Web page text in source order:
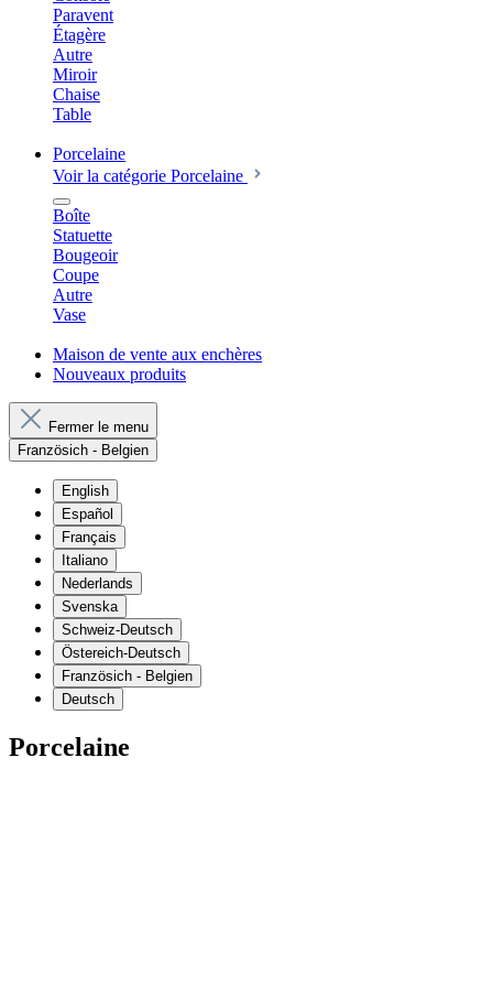
Paravent
Étagère
Autre
Miroir
Chaise
Table
Porcelaine
Voir la catégorie Porcelaine
Boîte
Statuette
Bougeoir
Coupe
Autre
Vase
Maison de vente aux enchères
Nouveaux produits
Fermer le menu
Französich - Belgien
English
Español
Français
Italiano
Nederlands
Svenska
Schweiz-Deutsch
Östereich-Deutsch
Französich - Belgien
Deutsch
Porcelaine